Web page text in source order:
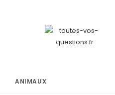
ANIMAUX